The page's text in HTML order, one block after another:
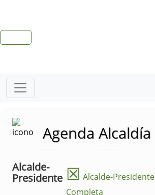
Agenda Alcaldía
Alcalde-
Presidente ☒ Alcalde-Presidente
Completa